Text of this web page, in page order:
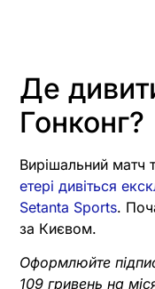
Де
Гонконг?
Вирішальний матч
етері дивіться
Setanta Sports.
за Києвом.
Оформлюйте
109 гривень на